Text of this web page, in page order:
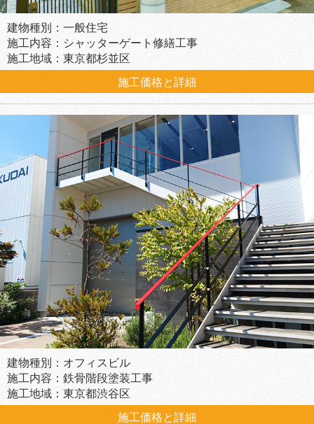
建物種別：一般住宅
施工内容：シャッターゲート修繕工事
施工地域：東京都杉並区
施工価格と詳細
建物種別：オフィスビル
施工内容：鉄骨階段塗装工事
施工地域：東京都渋谷区
施工価格と詳細